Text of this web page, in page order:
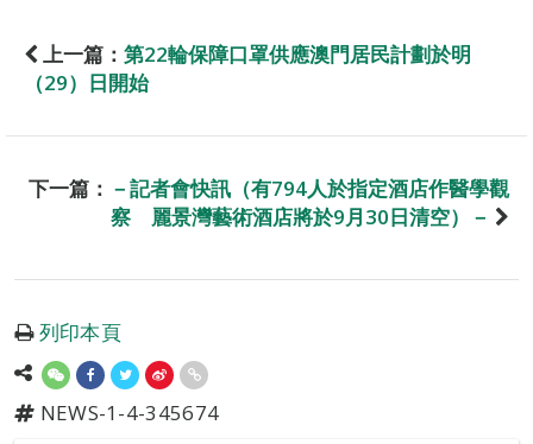
上一篇： 第22輪保障口罩供應澳門居民計劃於明
（29）日開始
下一篇： －記者會快訊（有794人於指定酒店作醫學觀
察 麗景灣藝術酒店將於9月30日清空）－
列印本頁
NEWS-1-4-345674